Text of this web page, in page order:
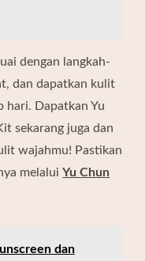
dengan langkah-
dan dapatkan kulit
hari. Dapatkan Yu
sekarang juga dan
wajahmu! Pastikan
melaluiYu Chun
dan